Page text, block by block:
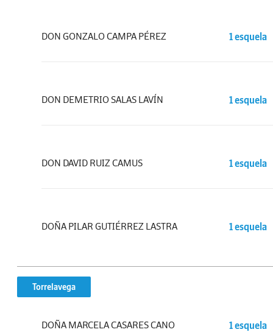
DON GONZALO CAMPA PÉREZ 1 esquela
DON DEMETRIO SALAS LAVÍN 1 esquela
DON DAVID RUIZ CAMUS 1 esquela
DOÑA PILAR GUTIÉRREZ LASTRA 1 esquela
Torrelavega
DOÑA MARCELA CASARES CANO 1 esquela